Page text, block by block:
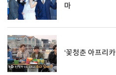
마
‘꽃청춘 아프리